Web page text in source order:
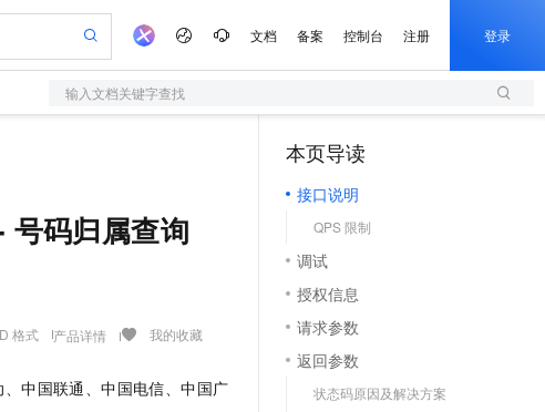
文档 备案 控制台 注册 登录
输入文档关键字查找
码归属查询
格式 产品详情 我的收藏
中国联通、中国电信、中国广
本页导读
接口说明
QPS 限制
调试
授权信息
请求参数
返回参数
状态码原因及解决方案
1.1-T2V
语音识别与合成
Qwen3-TTS-Flash
库 RDS
软件的智能体编程平台
数据库 PolarDB
100%兼容MySQL、PostgreSQL，兼容Oracle，支持集中和分布式
轻量应用服务器
数字证书管理服务（原SSL证书）
实现全站HTTPS，呈现可信的WEB访问
短信服务
大数据开发治理平台 DataWorks
有 DeepSeek-V4-Pro
从聊天伙伴进化为能主动干活的本地数字员工
高效构建企业门户网站
以可视化方式快速构建移动和 PC 门户网站
一句话生成原生可编辑精美 PPT 文稿
输入一句话想法, 轻松生成专业的 PPT
一键部署幻兽帕鲁游戏服务器
一键购买专属联机服务器，轻松开启游戏
漫剧工坊：一站式动画创作平台
快速生产连贯的高质量长漫剧
10 分钟搭建微信、支付宝小程序
高效部署网站，快速应用到小程序
体验
营销
频一站生成，高效打造优质广告素材
业建站，无忧落地极速上线
AI 活动
AI 生产力先锋
先锋实践拓展 AI 生产力的边界
飞天发布时刻
所见，即是所愿
AI 实训营
从基础到进阶，Agent 创客手把手教你
创新加速
价器
阿里云 OPC 创新助力计划
Token 补贴，五大权
益加速 OPC 成功
件 专业服务
公司注册
上云迁移
代维服务
伴合作计划
合作计划
作计划
服务伙伴合作计划
Al MaaS 服务伙伴赋能合作
伙伴信用分合作计划
更多支持
合作伙伴培训与认证
查询合作伙伴
登录合作伙伴管理后台
认证 开发者社区
镜像站
我要反馈
动
ModelScope
加入我们
校园招聘